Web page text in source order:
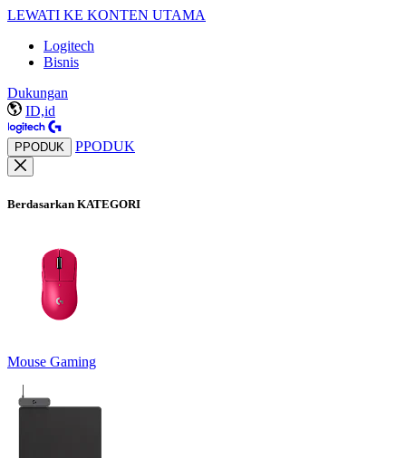
LEWATI KE KONTEN UTAMA
Logitech
Bisnis
Dukungan
ID,id
PPODUK PPODUK
Berdasarkan KATEGORI
Mouse Gaming